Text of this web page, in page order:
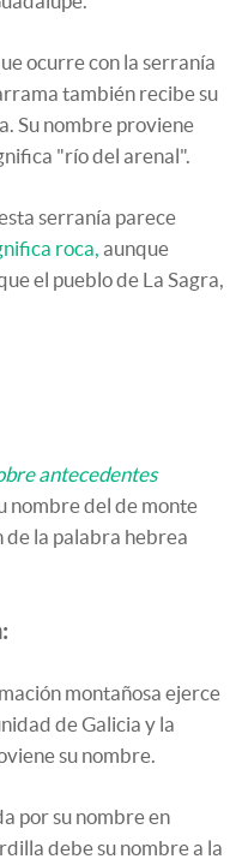
ocurre con la serranía
también recibe su
Su nombre proviene
"río del arenal".
serranía parece
roca, aunque
el pueblo de La Sagra,
antecedentes
nombre del de monte
la palabra hebrea
montañosa ejerce
de Galicia y la
su nombre.
por su nombre en
debe su nombre a la